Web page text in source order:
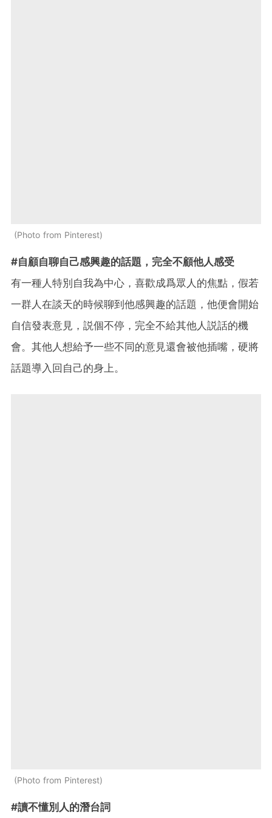
Photo from Pinterest
#自顧自聊自己感興趣的話題，完全不顧他人感受
有一種人特別自我為中心，喜歡成爲眾人的焦點，假若
一群人在談天的時候聊到他感興趣的話題，他便會開始
自信發表意見，説個不停，完全不給其他人説話的機
會。其他人想給予一些不同的意見還會被他插嘴，硬將
話題導入回自己的身上。
Photo from Pinterest
#讀不懂別人的潛台詞